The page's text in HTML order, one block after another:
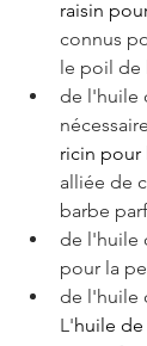
raisin
connus
le poil de
de l'huile
ricin pour
alliée de
barbe
de l'huile
pour la
de l'huile
L'huile